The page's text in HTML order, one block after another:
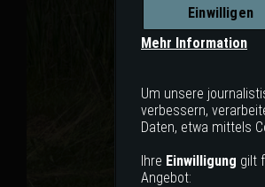
Einwilligen
Mehr Information
Um unsere
verbessern,
Daten, etwa mittels
Ihre Einwilligung gilt
Angebot: